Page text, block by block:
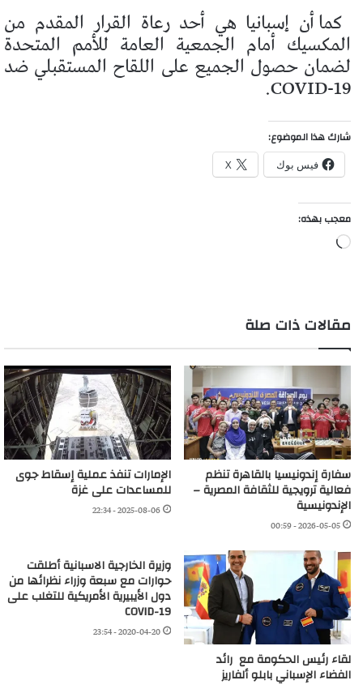
كما أن إسبانيا هي أحد رعاة القرار المقدم من
المكسيك أمام الجمعية العامة للأمم المتحدة
لضمان حصول الجميع على اللقاح المستقبلي ضد
COVID-19.
شارك هذا الموضوع:
فيس بوك X
معجب بهذه:
جاري
مقالات ذات صلة
سفارة إندونيسيا بالقاهرة تنظم
فعالية ترويجية للثقافة المصرية –
الإندونيسية
2026-05-05 - 00:59
الإمارات تنفذ عملية إسقاط جوى
للمساعدات على غزة
2025-08-06 - 22:34
لقاء رئيس الحكومة مع رائد
الفضاء الإسباني بابلو ألفاريز
وزيرة الخارجية الاسبانية أطلقت
حوارات مع سبعة وزراء نظرائها من
دول الأيبيرية الأمريكية للتغلب على
COVID-19
2020-04-20 - 23:54